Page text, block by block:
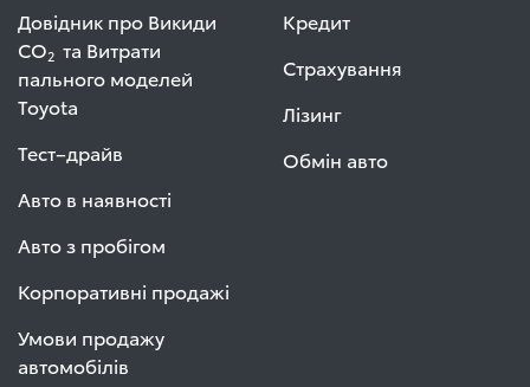
Довідник про Викиди
СО2 та Витрати
пального моделей
Toyota
Тест–драйв
Авто в наявності
Авто з пробігом
Корпоративні продажі
Умови продажу
автомобілів
Кредит
Страхування
Лізинг
Обмін авто